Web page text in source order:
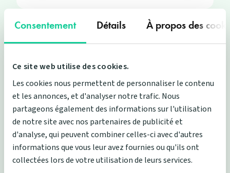
Consentement Détails À propos des
Ce site web utilise des cookies.
Les cookies nous permettent de personnaliser le contenu
et les annonces, et d'analyser notre trafic. Nous
partageons également des informations sur l'utilisation
de notre site avec nos partenaires de publicité et
d'analyse, qui peuvent combiner celles-ci avec d'autres
informations que vous leur avez fournies ou qu'ils ont
collectées lors de votre utilisation de leurs services.
Pourquoivert?
plus sains possible... Et ils relèvent le défi !
Tous nos matelas sont fabriqués en France et